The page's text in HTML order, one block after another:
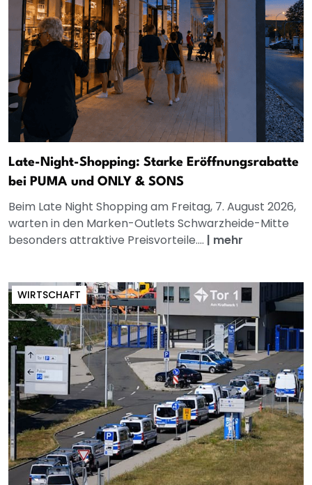
Late-Night-Shopping: Starke Eröffnungsrabatte
bei PUMA und ONLY & SONS
Beim Late Night Shopping am Freitag, 7. August 2026,
warten in den Marken-Outlets Schwarzheide-Mitte
besonders attraktive Preisvorteile.... | mehr
WIRTSCHAFT